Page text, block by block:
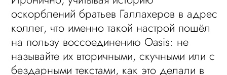
оскорблений братьев Галлахеров в адрес
коллег, что именно такой настрой пошёл
на пользу воссоединению Oasis: не
называйте их вторичными, скучными или с
бездарными текстами, как это делали в